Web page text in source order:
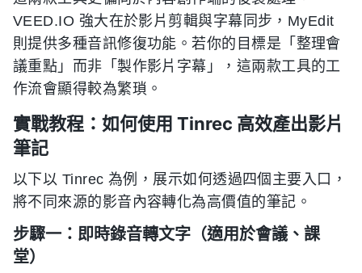
VEED.IO 強大在於影片剪輯與字幕同步，MyEdit
則提供多種音訊修復功能。若你的目標是「整理會
議重點」而非「製作影片字幕」，這兩款工具的工
作流會顯得較為繁瑣。
實戰教程：如何使用 Tinrec 高效產出影片
筆記
以下以 Tinrec 為例，展示如何透過四個主要入口，
將不同來源的影音內容轉化為高價值的筆記。
步驟一：即時錄音轉文字（適用於會議、課
堂）